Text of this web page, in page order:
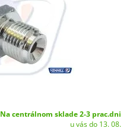
Na centrálnom sklade 2-3 prac.dni
u vás do 13. 08.